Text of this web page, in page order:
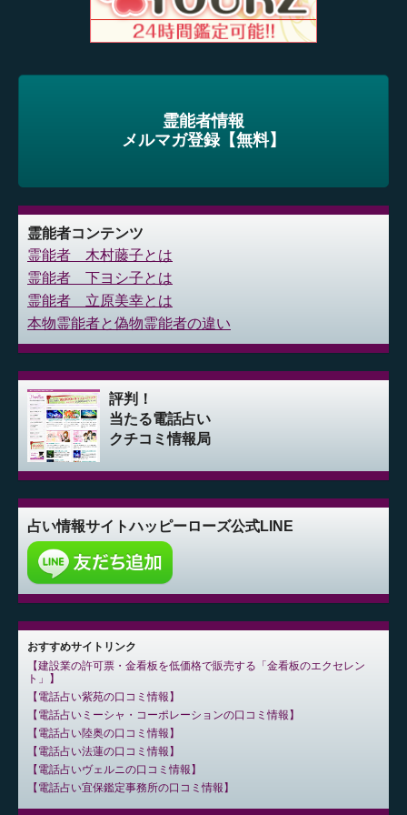
霊能者情報
メルマガ登録【無料】
霊能者コンテンツ
霊能者 木村藤子とは
霊能者 下ヨシ子とは
霊能者 立原美幸とは
本物霊能者と偽物霊能者の違い
評判！
当たる電話占い
クチコミ情報局
占い情報サイトハッピーローズ公式LINE
おすすめサイトリンク
建設業の許可票・金看板を低価格で販売する「金看板のエクセレン
ト」
電話占い紫苑の口コミ情報
電話占いミーシャ・コーポレーションの口コミ情報
電話占い陸奥の口コミ情報
電話占い法蓮の口コミ情報
電話占いヴェルニの口コミ情報
電話占い宜保鑑定事務所の口コミ情報